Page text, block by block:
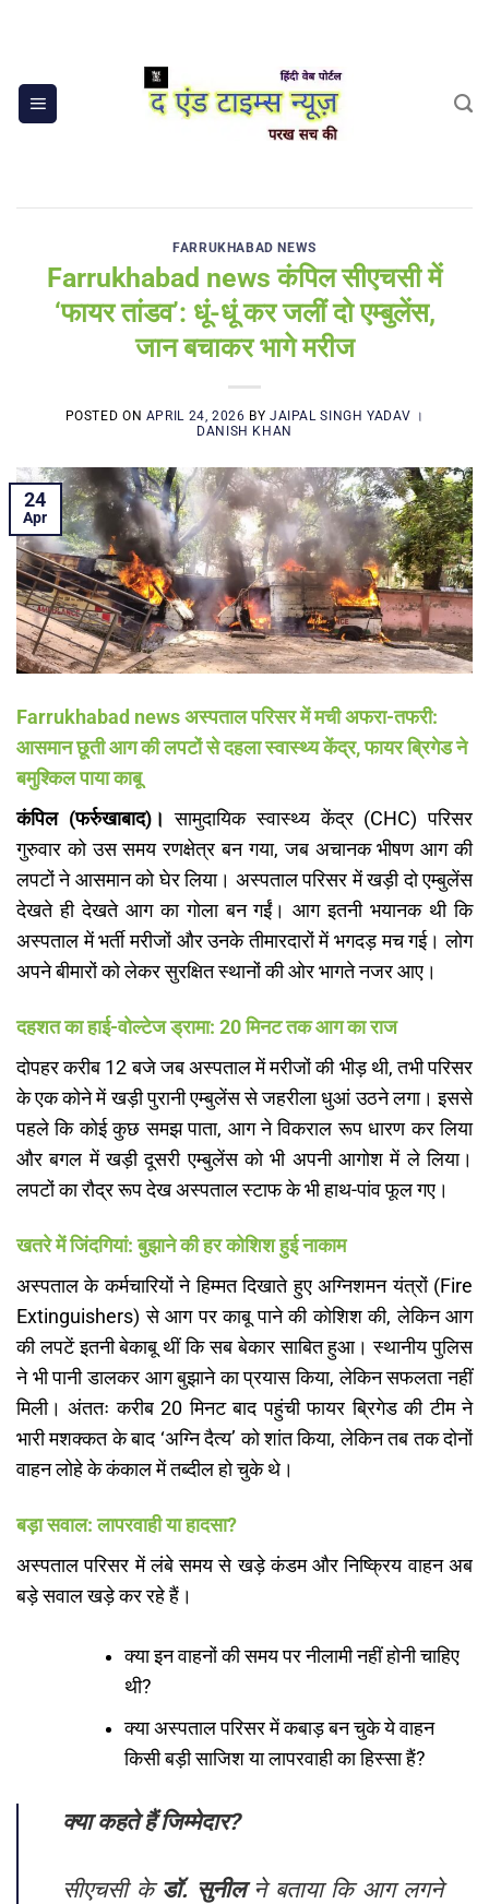
FARRUKHABAD NEWS
Farrukhabad news कंपिल सीएचसी में
‘फायर तांडव’: धूं-धूं कर जलीं दो एम्बुलेंस,
जान बचाकर भागे मरीज
POSTED ON APRIL 24, 2026 BY JAIPAL SINGH YADAV ।
DANISH KHAN
24
Apr
Farrukhabad news अस्पताल परिसर में मची अफरा-तफरी:
आसमान छूती आग की लपटों से दहला स्वास्थ्य केंद्र, फायर ब्रिगेड ने
बमुश्किल पाया काबू
कंपिल (फर्रुखाबाद)। सामुदायिक स्वास्थ्य केंद्र (CHC) परिसर
गुरुवार को उस समय रणक्षेत्र बन गया, जब अचानक भीषण आग की
लपटों ने आसमान को घेर लिया। अस्पताल परिसर में खड़ी दो एम्बुलेंस
देखते ही देखते आग का गोला बन गईं। आग इतनी भयानक थी कि
अस्पताल में भर्ती मरीजों और उनके तीमारदारों में भगदड़ मच गई। लोग
अपने बीमारों को लेकर सुरक्षित स्थानों की ओर भागते नजर आए।
दहशत का हाई-वोल्टेज ड्रामा: 20 मिनट तक आग का राज
​दोपहर करीब 12 बजे जब अस्पताल में मरीजों की भीड़ थी, तभी परिसर
के एक कोने में खड़ी पुरानी एम्बुलेंस से जहरीला धुआं उठने लगा। इससे
पहले कि कोई कुछ समझ पाता, आग ने विकराल रूप धारण कर लिया
और बगल में खड़ी दूसरी एम्बुलेंस को भी अपनी आगोश में ले लिया।
लपटों का रौद्र रूप देख अस्पताल स्टाफ के भी हाथ-पांव फूल गए।
खतरे में जिंदगियां: बुझाने की हर कोशिश हुई नाकाम
​अस्पताल के कर्मचारियों ने हिम्मत दिखाते हुए अग्निशमन यंत्रों (Fire
Extinguishers) से आग पर काबू पाने की कोशिश की, लेकिन आग
की लपटें इतनी बेकाबू थीं कि सब बेकार साबित हुआ। स्थानीय पुलिस
ने भी पानी डालकर आग बुझाने का प्रयास किया, लेकिन सफलता नहीं
मिली। अंततः करीब 20 मिनट बाद पहुंची फायर ब्रिगेड की टीम ने
भारी मशक्कत के बाद ‘अग्नि दैत्य’ को शांत किया, लेकिन तब तक दोनों
वाहन लोहे के कंकाल में तब्दील हो चुके थे।
बड़ा सवाल: लापरवाही या हादसा?
​अस्पताल परिसर में लंबे समय से खड़े कंडम और निष्क्रिय वाहन अब
बड़े सवाल खड़े कर रहे हैं।
​क्या इन वाहनों की समय पर नीलामी नहीं होनी चाहिए
थी?
​क्या अस्पताल परिसर में कबाड़ बन चुके ये वाहन
किसी बड़ी साजिश या लापरवाही का हिस्सा हैं?
क्या कहते हैं जिम्मेदार?
सीएचसी के डॉ. सुनीलने बताया कि आग लगने